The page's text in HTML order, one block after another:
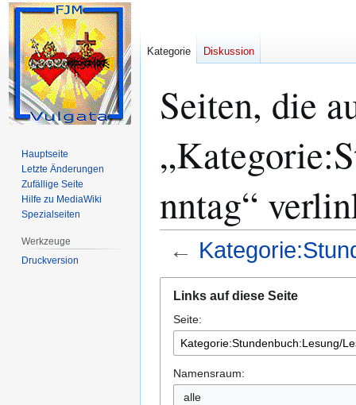
Seiten, die
nntag“
←
Navigation
springen
Suche
springen
Links auf diese Seite
Seite:
Namensraum:
alle
Kategorie Diskussion
Hauptseite
Letzte Änderungen
Zufällige Seite
Hilfe zu MediaWiki
Spezialseiten
Werkzeuge
Druckversion